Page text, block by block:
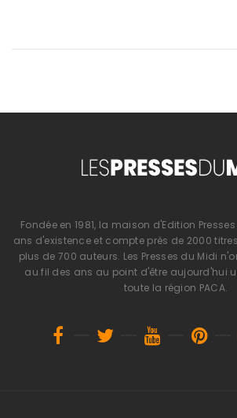
Fondée en 1981, la maison d'Edition
ans d'existence et compte près de 2000
plus de 700 auteurs. Les Presses du Midi
au fil des ans au point d'être aujourd'hui
toute la région PACA.